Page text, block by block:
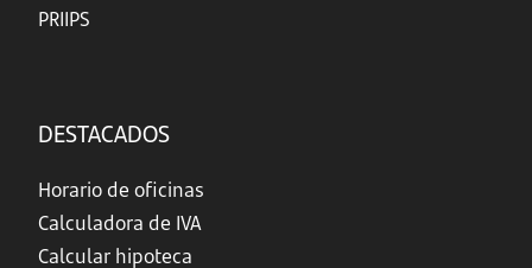
PRIIPS
DESTACADOS
Horario de oficinas
Calculadora de IVA
Calcular hipoteca